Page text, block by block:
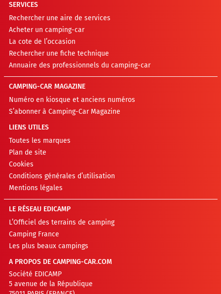
SERVICES
Rechercher une aire de services
Acheter un camping-car
La cote de l’occasion
Rechercher une fiche technique
Annuaire des professionnels du camping-car
CAMPING-CAR MAGAZINE
Numéro en kiosque et anciens numéros
S’abonner à Camping-Car Magazine
LIENS UTILES
Toutes les marques
Plan de site
Cookies
Conditions générales d’utilisation
Mentions légales
LE RÉSEAU EDICAMP
L’Officiel des terrains de camping
Camping France
Les plus beaux campings
A PROPOS DE CAMPING-CAR.COM
Société EDICAMP
5 avenue de la République